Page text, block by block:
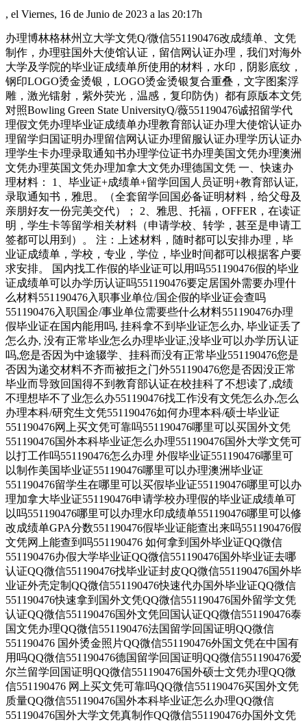
, el Viernes, 16 de Junio de 2023 a las 20:17h
办理博林格林州立大学文凭Q/微信551190476改成绩单、文凭
制作，办理驻国外大使馆认证，留信网认证办理，我们对海外
大学及学院的毕业证成绩单所使用的材料，水印，阴影底纹，
钢印LOGO烫金烫银，LOGO烫金烫银复合重叠，文字图案浮
雕，激光镭射，紫外荧光，温感，复印防伪）都有原版本文凭
对照Bowling Green State UniversityQ/薇551190476诚招留学代
理假文凭办理毕业证成绩单办理教育部认证办理大使馆认证办
理留学归国证明办理留信网认证办理留服认证办理学历认证办
理学生卡办理录取通知书办理学位证书办理美国文凭办理澳洲
文凭办理英国文凭办理加拿大文凭办理德国文凭 一、快速办
理材料： 1、毕业证+成绩单+留学回国人员证明+教育部认证,
录取通知书，雅思。（全套留学回国必备证明材料，给父母及
亲朋好友一份完美交代）； 2、雅思、托福，OFFER，在读证
明，学生卡等留学相关材料（申请学校、转学，甚至是申请工
签都可以用到）。 注：上述材料，随时都可以安排办理，毕
业证成绩单，学校，专业，学位，毕业时间都可以根据客户要
求安排。 国内找工作假的毕业证可以用吗551190476假的毕业
证成绩单可以办学历认证吗551190476要定居国外需要办理什
么材料551190476入职事业单位/国企假的毕业证会查吗
551190476入职国企/事业单位需要些什么材料551190476办理
假毕业证在国内能用吗, 挂科拿不到毕业证怎么办, 毕业证丢了
怎么办, 没有正常毕业怎么办理毕业证,没毕业可以办学历认证
吗,您是否因为中途辍学、挂科而没有正常毕业551190476您是
否因为递交材料不齐而被拒之门外551190476您是否因没正常
毕业而导致回国得不到教育部认证在校挂科了不想读了,成绩
不理想毕不了业怎么办551190476找工作没有文凭怎么办,怎么
办理本科/研究生文凭551190476如何办理本科/硕士毕业证
551190476网上买文凭可靠吗551190476哪里可以买国外文凭
551190476国外本科毕业证怎么办理551190476国外大学文凭可
以打工作吗551190476怎么办理 外假毕业证551190476哪里可
以制作美国毕业证551190476哪里可以办理澳洲毕业证
551190476留学生在哪里可以买假毕业证551190476哪里可以办
理加拿大毕业证551190476申请学校办理假的毕业证成绩单可
以吗551190476哪里可以办理水印成绩单551190476哪里可以修
改成绩单GPA分数551190476假毕业证能查出来吗551190476假
文凭网上能查到吗551190476 如何拿到国外毕业证QQ微信
551190476办假大学毕业证QQ微信551190476国外毕业证去哪
认证QQ微信551190476找毕业证封皮QQ微信551190476国外毕
业证外壳定制QQ微信551190476快速代办国外毕业证QQ微信
551190476快速拿到国外文凭QQ微信551190476国外留学文凭
认证QQ微信551190476国外文凭回国认证QQ微信551190476泰
国文凭办理QQ微信551190476法国留学回国证明QQ微信
551190476 国外烫金照片QQ微信551190476外国文凭在中国有
用吗QQ微信551190476德国留学回国证明QQ微信551190476爱
尔兰留学回国证明QQ微信551190476国外硕士文凭办理QQ微
信551190476 网上买文凭可靠吗QQ微信551190476买国外文凭
质量QQ微信551190476国外本科毕业证怎么办理QQ微信
551190476国外大学文凭真制作QQ微信551190476办国外文凭